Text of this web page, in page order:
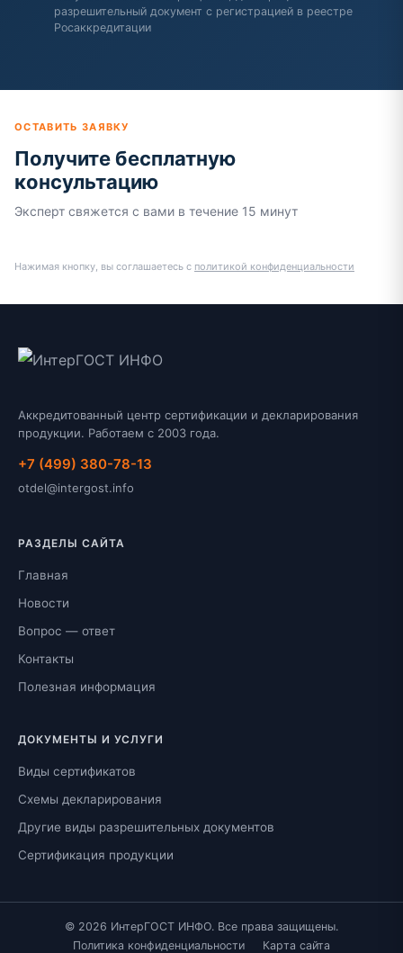
разрешительный документ с регистрацией в реестре
Росаккредитации
ОСТАВИТЬ ЗАЯВКУ
Получите бесплатную
консультацию
Эксперт свяжется с вами в течение 15 минут
Нажимая кнопку, вы соглашаетесь с политикой конфиденциальности
Аккредитованный центр сертификации и декларирования
продукции. Работаем с 2003 года.
+7 (499) 380-78-13
otdel@intergost.info
РАЗДЕЛЫ САЙТА
Главная
Новости
Вопрос — ответ
Контакты
Полезная информация
ДОКУМЕНТЫ И УСЛУГИ
Виды сертификатов
Схемы декларирования
Другие виды разрешительных документов
Сертификация продукции
© 2026 ИнтерГОСТ ИНФО. Все права защищены.
Политика конфиденциальности
Карта сайта